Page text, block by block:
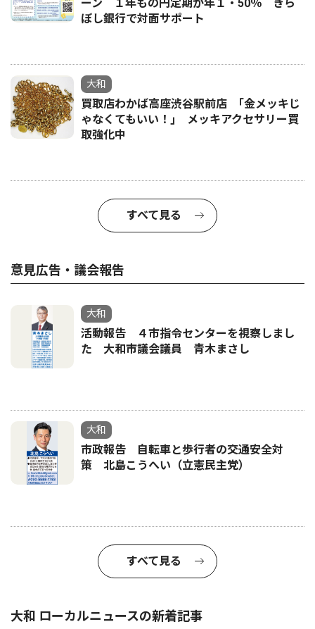
ーン １年もの円定期が年１・50％ きら
ぼし銀行で対面サポート
大和
買取店わかば高座渋谷駅前店 ｢金メッキじ
ゃなくてもいい！｣ メッキアクセサリー買
取強化中
すべて見る
意見広告・議会報告
大和
活動報告 ４市指令センターを視察しまし
た 大和市議会議員 青木まさし
大和
市政報告 自転車と歩行者の交通安全対
策 北島こうへい（立憲民主党）
すべて見る
大和 ローカルニュースの新着記事